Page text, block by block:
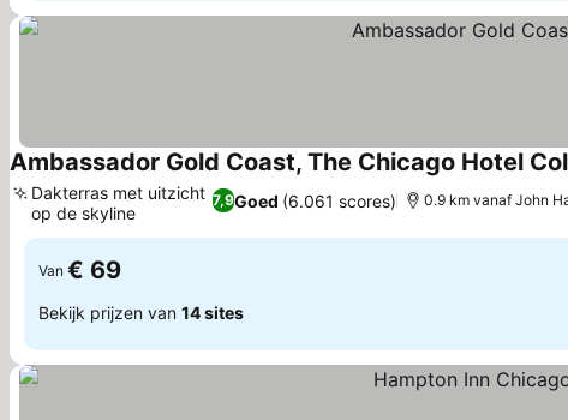
Ambassador Gold Coast, The Chicago Hotel
7,9Goed (6.061 scores)
Dakterras met uitzicht
op de skyline
0.9 km vanaf John
Van € 69
Bekijk prijzen van 14 sites